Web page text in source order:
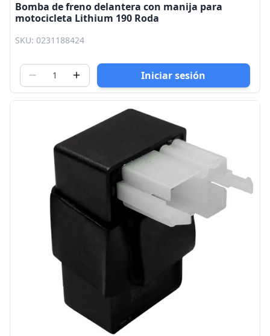
Bomba de freno delantera con manija para
motocicleta Lithium 190 Roda
SKU: 0231188424
Iniciar sesión